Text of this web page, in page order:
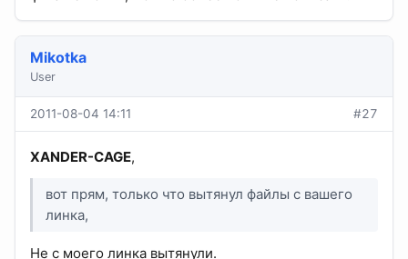
Mikotka
User
2011-08-04 14:11 #27
XANDER-CAGE,
вот прям, только что вытянул файлы с вашего
линка,
Не с моего линка вытянули.